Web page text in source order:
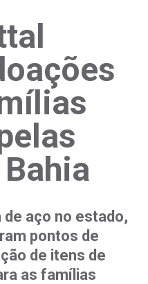
de aço no estado,
pontos de
de itens de
as famílias